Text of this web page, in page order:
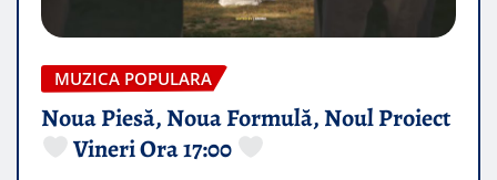
MUZICA POPULARA
Noua Piesă, Noua Formulă, Noul Proiect
Vineri Ora 17:00